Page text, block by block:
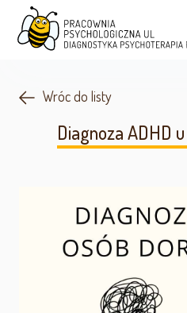
Wróc do listy
Diagnoza ADHD